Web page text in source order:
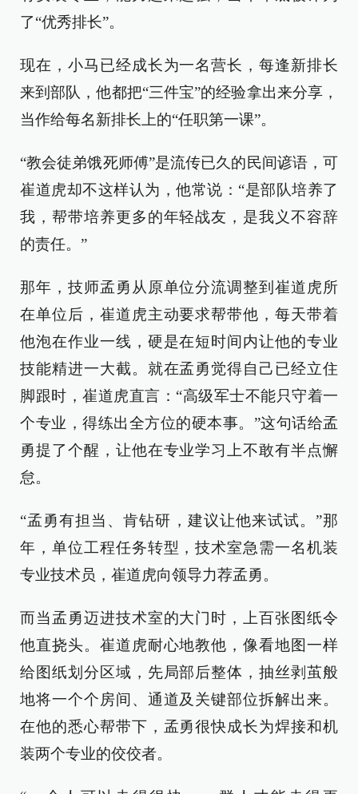
了“优秀排长”。
现在，小马已经成长为一名营长，每逢新排长
来到部队，他都把“三件宝”的经验拿出来分享，
当作给每名新排长上的“任职第一课”。
“教会徒弟饿死师傅”是流传已久的民间谚语，可
崔道虎却不这样认为，他常说：“是部队培养了
我，帮带培养更多的年轻战友，是我义不容辞
的责任。”
那年，技师孟勇从原单位分流调整到崔道虎所
在单位后，崔道虎主动要求帮带他，每天带着
他泡在作业一线，硬是在短时间内让他的专业
技能精进一大截。就在孟勇觉得自己已经立住
脚跟时，崔道虎直言：“高级军士不能只守着一
个专业，得练出全方位的硬本事。”这句话给孟
勇提了个醒，让他在专业学习上不敢有半点懈
怠。
“孟勇有担当、肯钻研，建议让他来试试。”那
年，单位工程任务转型，技术室急需一名机装
专业技术员，崔道虎向领导力荐孟勇。
而当孟勇迈进技术室的大门时，上百张图纸令
他直挠头。崔道虎耐心地教他，像看地图一样
给图纸划分区域，先局部后整体，抽丝剥茧般
地将一个个房间、通道及关键部位拆解出来。
在他的悉心帮带下，孟勇很快成长为焊接和机
装两个专业的佼佼者。